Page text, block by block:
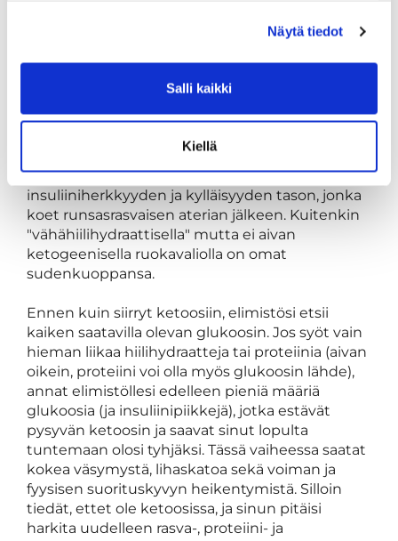
Näytä tiedot
Salli kaikki
Kiellä
Vaikka vegaaninen ketogeeninen ruokavalio on
hyvin toteuttamiskelpoinen, ongelmana on se,
sijasta yksinkertaisesti runsasrasvainen
vähähiilihydraattinen ruokavalio. Kyllä, siinähän
on ero. Jos noudatat vegaanista runsasrasvaista
ja vähähiilihydraattista ruokavaliota, voit silti
saada joitakin etuja, kuten parantuneen
insuliiniherkkyyden ja kylläisyyden tason, jonka
koet runsasrasvaisen aterian jälkeen. Kuitenkin
"vähähiilihydraattisella" mutta ei aivan
ketogeenisella ruokavaliolla on omat
sudenkuoppansa.
Ennen kuin siirryt ketoosiin, elimistösi etsii
kaiken saatavilla olevan glukoosin. Jos syöt vain
hieman liikaa hiilihydraatteja tai proteiinia (aivan
oikein, proteiini voi olla myös glukoosin lähde),
annat elimistöllesi edelleen pieniä määriä
glukoosia (ja insuliinipiikkejä), jotka estävät
pysyvän ketoosin ja saavat sinut lopulta
tuntemaan olosi tyhjäksi. Tässä vaiheessa saatat
kokea väsymystä, lihaskatoa sekä voiman ja
fyysisen suorituskyvyn heikentymistä. Silloin
tiedät, ettet ole ketoosissa, ja sinun pitäisi
harkita uudelleen rasva-, proteiini- ja